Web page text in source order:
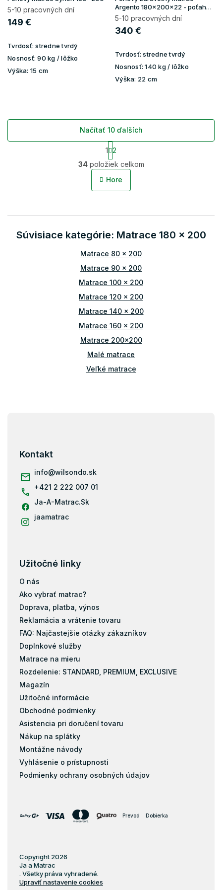
5-10 pracovných dní
149 €
Tvrdosť: stredne tvrdý
Nosnosť: 90 kg / lôžko
Výška: 15 cm
Argento 180x200x22 - poťah
Silver
5-10 pracovných dní
340 €
Tvrdosť: stredne tvrdý
Nosnosť: 140 kg / lôžko
Výška: 22 cm
O
v
l
c
e
r
v
k
y
ý
p
s
u
Načítať 10 ďalších
S
t
r
á
n
e
1 2
34položiek celkom
Hore
Súvisiace kategórie: Matrace 180 x 200
Matrace 80 x 200
Matrace 90 x 200
Matrace 100 x 200
Matrace 120 x 200
Matrace 140 x 200
Matrace 160 x 200
Matrace 200x200
Malé matrace
Veľké matrace
Kontakt
info@wilsondo.sk
+421 2 222 007 01
Ja-A-Matrac.Sk
jaamatrac
Užitočné linky
O nás
Ako vybrať matrac?
Doprava, platba, výnos
Reklamácia a vrátenie tovaru
FAQ: Najčastejšie otázky zákazníkov
Doplnkové služby
Matrace na mieru
Rozdelenie: STANDARD, PREMIUM, EXCLUSIVE
Magazín
Užitočné informácie
Obchodné podmienky
Asistencia pri doručení tovaru
Nákup na splátky
Montážne návody
Vyhlásenie o prístupnosti
Podmienky ochrany osobných údajov
Prevod Dobierka
Copyright 2026
Ja a Matrac
. Všetky práva vyhradené.
Upraviť nastavenie cookies